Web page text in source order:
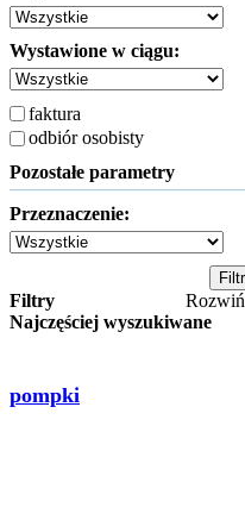
Wystawione w ciągu:
faktura
odbiór osobisty
Pozostałe parametry
Przeznaczenie:
Filtry
Rozwiń
Najczęściej wyszukiwane
pompki